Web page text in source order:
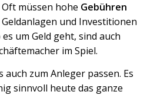
müssen hohe Gebühren
und Investitionen
um Geld geht, sind auch
im Spiel.
zum Anleger passen. Es
sinnvoll heute das ganze